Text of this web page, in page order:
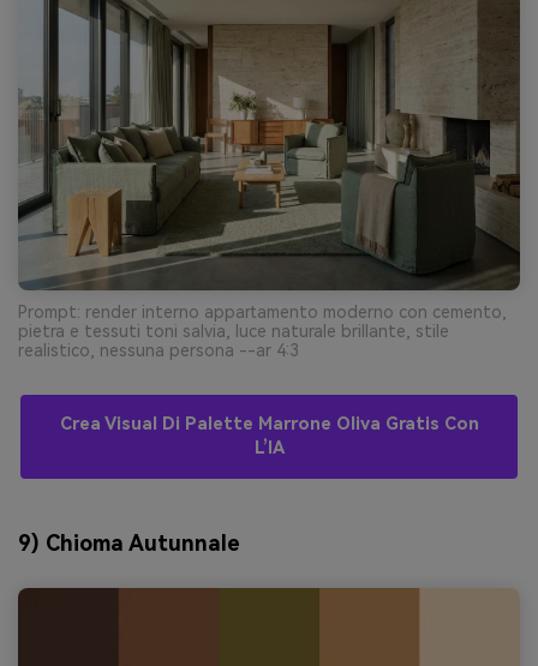
Prompt: render interno appartamento moderno con cemento,
pietra e tessuti toni salvia, luce naturale brillante, stile
realistico, nessuna persona --ar 4:3
Crea Visual Di Palette Marrone Oliva Gratis Con
L’IA
9) Chioma Autunnale